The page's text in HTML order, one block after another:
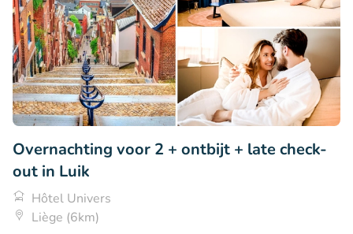
Overnachting voor 2 + ontbijt + late check-
out in Luik
Hôtel Univers
Liège (6km)